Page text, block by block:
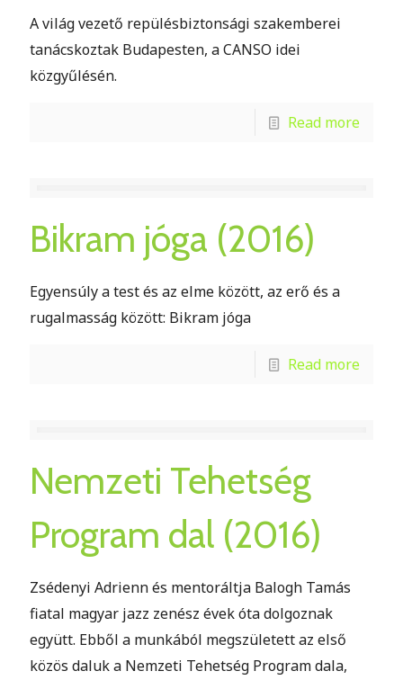
A világ vezető repülésbiztonsági szakemberei
tanácskoztak Budapesten, a CANSO idei
közgyűlésén.
Read more
Bikram jóga (2016)
Egyensúly a test és az elme között, az erő és a
rugalmasság között: Bikram jóga
Read more
Nemzeti Tehetség
Program dal (2016)
Zsédenyi Adrienn és mentoráltja Balogh Tamás
fiatal magyar jazz zenész évek óta dolgoznak
együtt. Ebből a munkából megszületett az első
közös daluk a Nemzeti Tehetség Program dala,